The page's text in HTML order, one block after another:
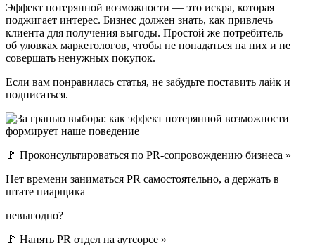
Эффект потерянной возможности — это искра, которая
поджигает интерес. Бизнес должен знать, как привлечь
клиента для получения выгоды. Простой же потребитель —
об уловках маркетологов, чтобы не попадаться на них и не
совершать ненужных покупок.
Если вам понравилась статья, не забудьте поставить лайк и
подписатьcя.
🚩 Проконсультироваться по PR-сопровождению бизнеса »
Нет времени заниматься PR самостоятельно, а держать в
штате пиарщика
невыгодно?
🚩 Нанять PR отдел на аутсорсе »